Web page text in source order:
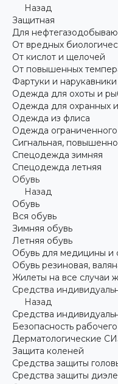
Назад
Защитная
Для
От вредных
От кислот и щелочей
От повышенных
Фартуки и нарукавники
Одежда для охоты и
Одежда для охранных
Одежда из флиса
Одежда
Сигнальная,
Спецодежда зимняя
Спецодежда летняя
Обувь
Назад
Обувь
Вся обувь
Зимняя обувь
Летняя обувь
Обувь для медицины и
Обувь резиновая,
Жилеты на все случаи
Средства
Назад
Средства
Безопасность
Дерматологические
Защита коленей
Средства защиты
Средства защиты